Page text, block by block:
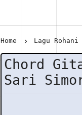
Home Lagu Rohani
Chord
Sari